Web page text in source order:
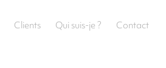
Clients Qui suis-je ? Contact